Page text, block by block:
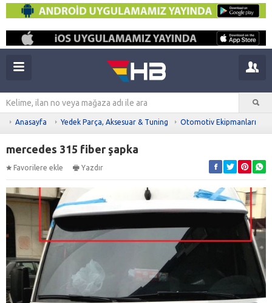
Anasayfa Yedek Parça, Aksesuar & Tuning Otomotiv Ekipmanları
mercedes 315 fiber şapka
Favorilere ekle Yazdır